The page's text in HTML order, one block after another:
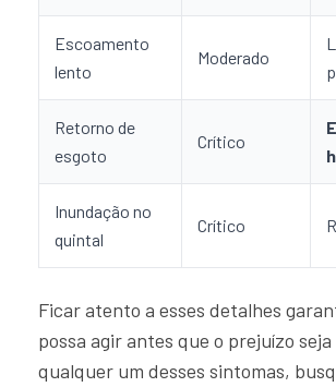
Escoamento
lento
Moderado
Retorno de
esgoto
Crítico
Inundação no
quintal
Crítico
Ficar atento a esses detalhes
possa agir antes que o prejuízo
qualquer um desses sintomas,